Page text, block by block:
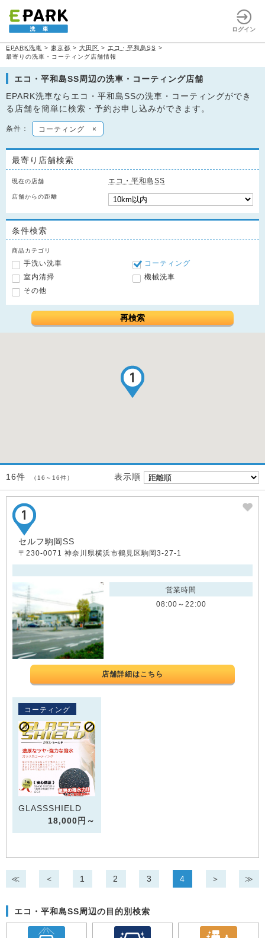
ログイン
EPARK洗車 > 東京都 > 大田区 > エコ・平和島SS >
最寄りの洗車・コーティング店舗情報
エコ・平和島SS周辺の洗車・コーティング店舗
EPARK洗車ならエコ・平和島SSの洗車・コーティングができ
る店舗を簡単に検索・予約お申し込みができます。
条件： コーティング ×
最寄り店舗検索
現在の店舗 エコ・平和島SS
店舗からの距離
条件検索
商品カテゴリ
手洗い洗車
コーティング
室内清掃
機械洗車
その他
再検索
16件 （16～16件） 表示順
セルフ駒岡SS
〒230-0071 神奈川県横浜市鶴見区駒岡3-27-1
営業時間
08:00～22:00
店舗詳細はこちら
コーティング
GLASSSHIELD
18,000円～
≪ ＜ 1 2 3 4 ＞ ≫
エコ・平和島SS周辺の目的別検索